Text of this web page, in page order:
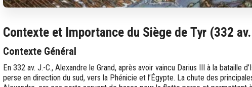
Contexte et Importance du Siège de Tyr (332
Contexte Général
En 332 av. J.-C., Alexandre le Grand, après avoir vaincu Darius III à la bataille
perse en direction du sud, vers la Phénicie et l’Égypte. La chute des